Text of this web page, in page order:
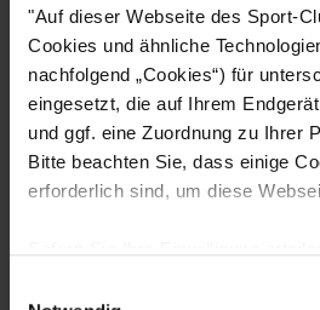
"Auf dieser Webseite des Sport-
Cookies und ähnliche
nachfolgend „Cookies“) für
eingesetzt, die auf Ihrem
und ggf. eine Zuordnung zu Ihrer
Bitte beachten Sie, dass einige
erforderlich sind, um diese
SC Freiburg
Multifunktionstuch "scfreiburg" rot
(10)